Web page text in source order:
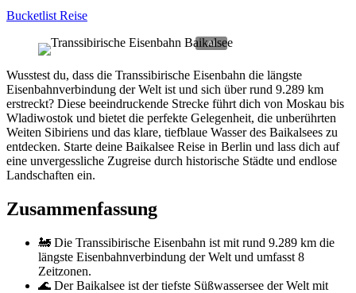
Bucketlist Reise
Wusstest du, dass die Transsibirische Eisenbahn die längste
Eisenbahnverbindung der Welt ist und sich über rund 9.289 km
erstreckt? Diese beeindruckende Strecke führt dich von Moskau bis
Wladiwostok und bietet die perfekte Gelegenheit, die unberührten
Weiten Sibiriens und das klare, tiefblaue Wasser des Baikalsees zu
entdecken. Starte deine Baikalsee Reise in Berlin und lass dich auf
eine unvergessliche Zugreise durch historische Städte und endlose
Landschaften ein.
Zusammenfassung
🚂 Die Transsibirische Eisenbahn ist mit rund 9.289 km die
längste Eisenbahnverbindung der Welt und umfasst 8
Zeitzonen.
🌊 Der Baikalsee ist der tiefste Süßwassersee der Welt mit